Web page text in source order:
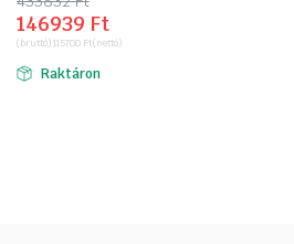
price
was:
433832 Ft.
146939 Ft
price
is:
146939 Ft.
(bruttó)115700 Ft(nettó)
Raktáron